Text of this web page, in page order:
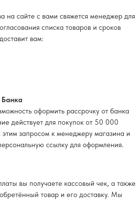
на сайте с вами свяжется менеджер для
списка товаров и сроков
вам:
Банка
оформить рассрочку от банка
действует для покупок от 50 000
запросом к менеджеру магазина и
ссылку для оформления.
вы получаете кассовый чек, а также
товар и его доставку. Мы